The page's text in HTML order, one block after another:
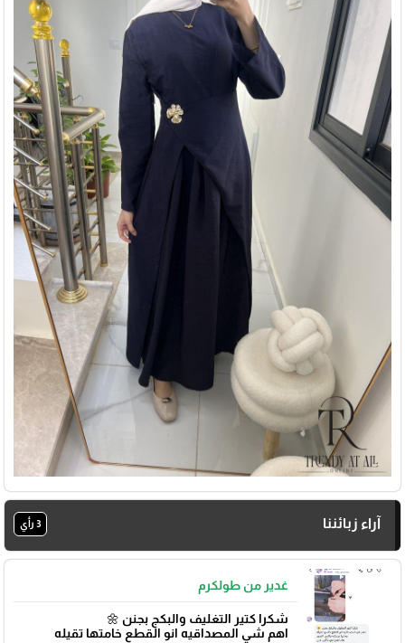
آراء زبائننا 3 رأي
غدير من طولكرم
شكرا كتير التغليف والبكج بجنن 🌼
اهم شي المصداقيه انو القطع خامتها تقيله